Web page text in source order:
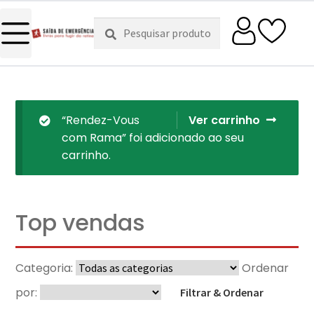
Pesquisar
por:
Pesquisa
Ver carrinho
“Rendez-Vous
com Rama” foi adicionado ao seu
carrinho.
Top vendas
Categoria:
Ordenar
por:
Filtrar & Ordenar